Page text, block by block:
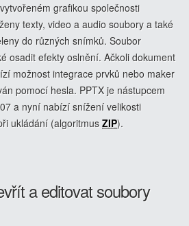
grafikou společnosti
texty, video a audio soubory a také
do různých snímků. Soubor
osadit efekty oslnění. Ačkoli dokument
možnost integrace prvků nebo maker
pomocí hesla. PPTX je nástupcem
a nyní nabízí snížení velikosti
ukládání (algoritmus ZIP).
a editovat soubory